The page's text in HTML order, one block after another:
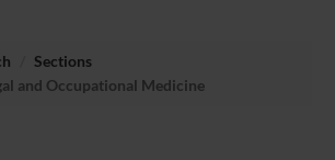
Sections
and Occupational Medicine